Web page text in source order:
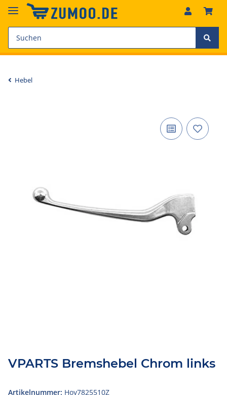
Hebel
VPARTS Bremshebel Chrom links
Artikelnummer: Hoy7825510Z